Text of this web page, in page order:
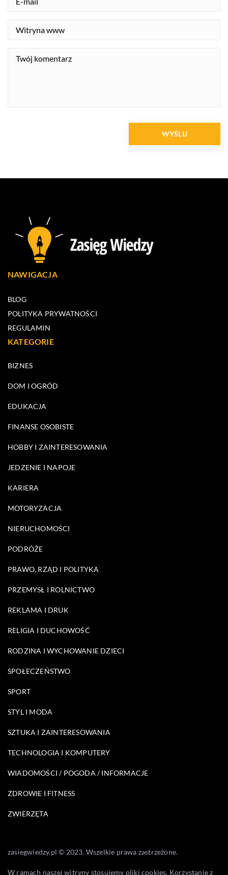
NAWIGACJA
BLOG
POLITYKA PRYWATNOŚCI
REGULAMIN
KATEGORIE
BIZNES
DOM I OGRÓD
EDUKACJA
FINANSE OSOBISTE
HOBBY I ZAINTERESOWANIA
JEDZENIE I NAPOJE
KARIERA
MOTORYZACJA
NIERUCHOMOŚCI
PODRÓŻE
PRAWO, RZĄD I POLITYKA
PRZEMYSŁ I ROLNICTWO
REKLAMA I DRUK
RELIGIA I DUCHOWOŚĆ
RODZINA I WYCHOWANIE DZIECI
SPOŁECZEŃSTWO
SPORT
STYL I MODA
SZTUKA I ZAINTERESOWANIA
TECHNOLOGIA I KOMPUTERY
WIADOMOŚCI / POGODA / INFORMACJE
ZDROWIE I FITNESS
ZWIERZĘTA
zasiegwiedzy.pl © 2023. Wszelkie prawa zastrzeżone.
W ramach naszej witryny stosujemy pliki cookies. Korzystanie z